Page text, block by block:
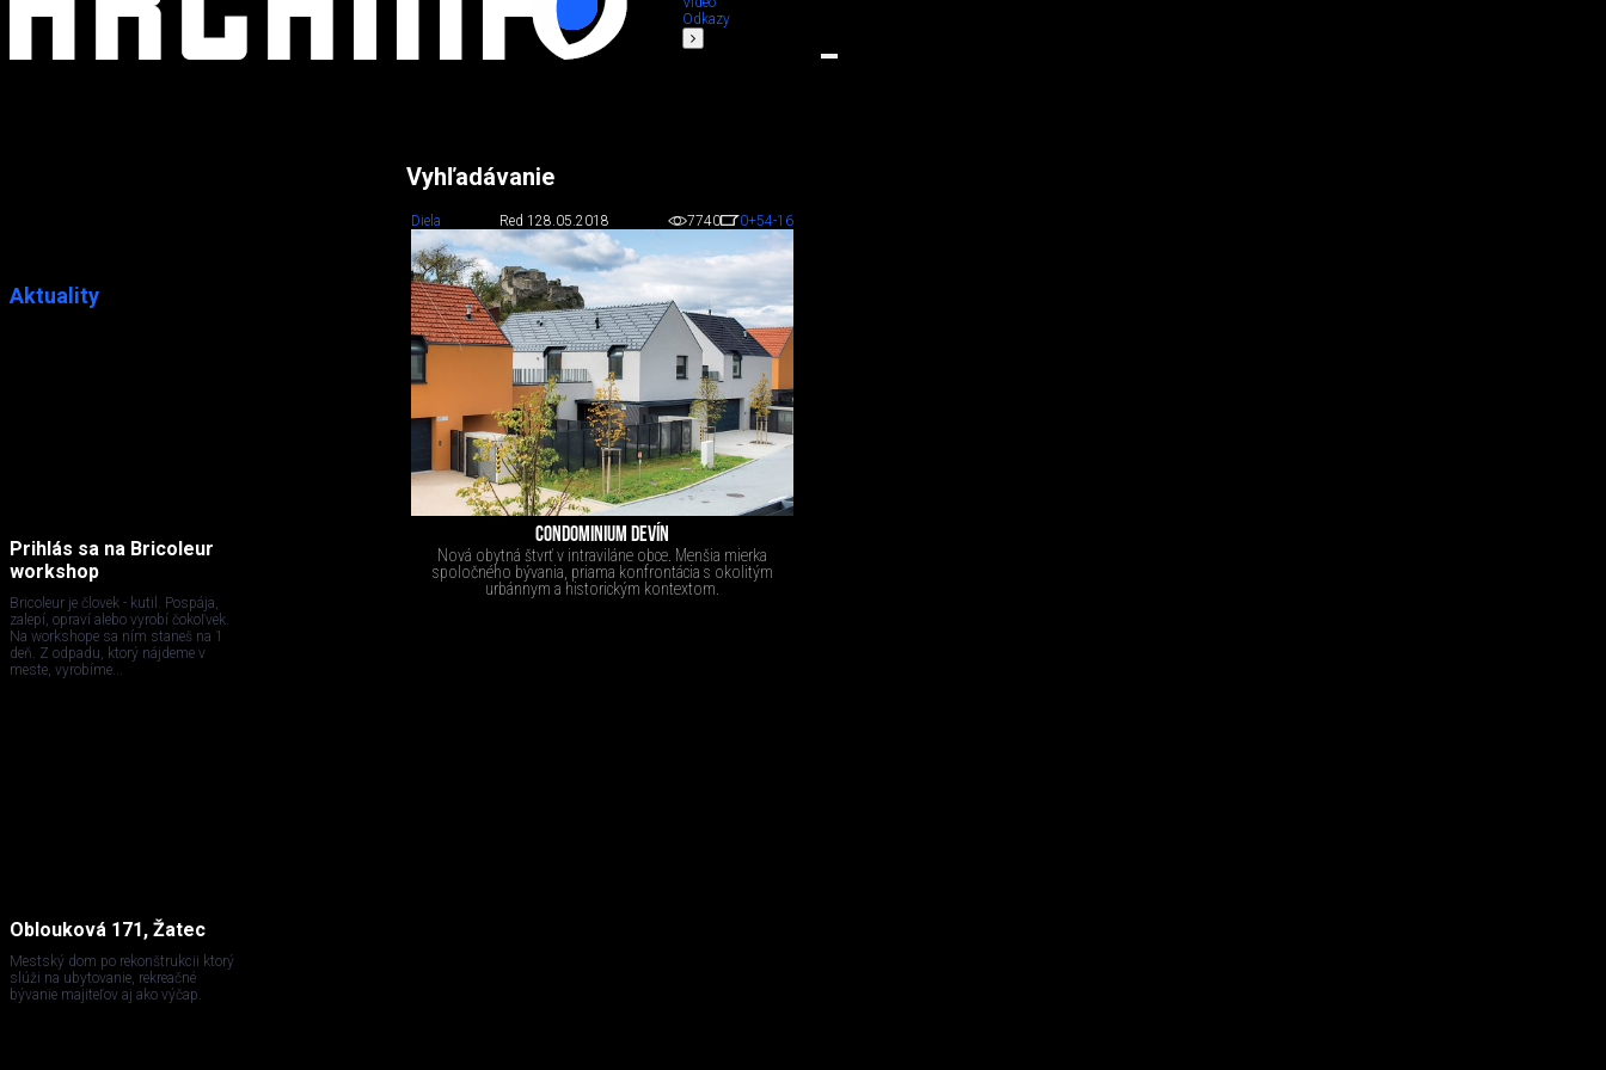
Odkazy
Aktuality
Prihlás sa na Bricoleur
workshop
Bricoleur je človek - kutil. Pospája,
zalepí, opraví alebo vyrobí čokoľvek.
Na workshope sa ním staneš na 1
deň. Z odpadu, ktorý nájdeme v
meste, vyrobíme...
Oblouková 171, Žatec
Mestský dom po rekonštrukcii ktorý
slúži na ubytovanie, rekreačné
bývanie majiteľov aj ako výčap.
Vyhľadávanie
Diela Red 1 28.05.2018 7740 0+54-16
CONDOMINIUM DEVÍN
Nová obytná štvrť v intraviláne obce. Menšia mierka
spoločného bývania, priama konfrontácia s okolitým
urbánnym a historickým kontextom.